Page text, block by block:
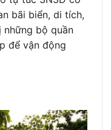
bãi biển, di tích,
những bộ quần
để vận động